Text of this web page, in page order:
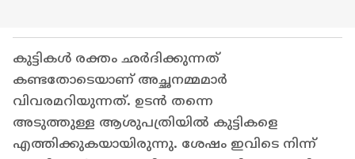
കുട്ടികൾ രക്തം ഛർദിക്കുന്നത്
കണ്ടതോടെയാണ് അച്ഛനമ്മമാര്‍
വിവരമറിയുന്നത്. ഉടൻ തന്നെ
അടുത്തുള്ള ആശുപത്രിയില്‍ കുട്ടികളെ
എത്തിക്കുകയായിരുന്നു. ശേഷം ഇവിടെ നിന്ന്